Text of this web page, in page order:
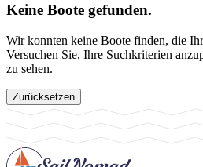
Keine Boote gefunden.
Wir konnten keine Boote finden, die
Versuchen Sie, Ihre Suchkriterien
zu sehen.
Zurücksetzen